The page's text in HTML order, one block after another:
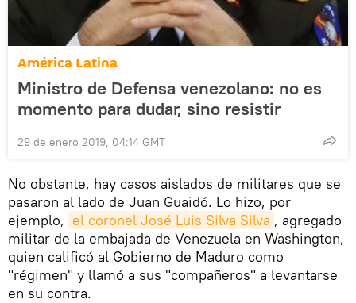
América Latina
Ministro de Defensa venezolano: no es
momento para dudar, sino resistir
29 de enero 2019, 04:14 GMT
No obstante, hay casos aislados de militares que se
pasaron al lado de Juan Guaidó. Lo hizo, por
ejemplo, el coronel José Luis Silva Silva , agregado
militar de la embajada de Venezuela en Washington,
quien calificó al Gobierno de Maduro como
"régimen" y llamó a sus "compañeros" a levantarse
en su contra.